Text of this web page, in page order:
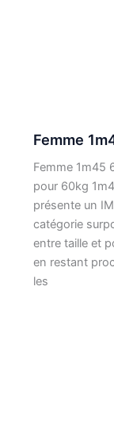
Femme
Femme 1m45
pour 60kg
présente un
catégorie
entre taille et
en restant
les